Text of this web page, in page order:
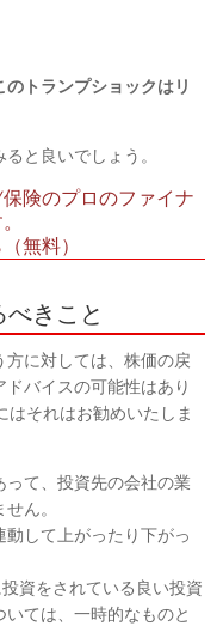
トランプショックはリ
と良いでしょう。
険のプロのファイナ
無料）
きこと
方に対しては、株価の戻
バイスの可能性はあり
はそれはお勧めいたしま
って、投資先の会社の業
ん。
して上がったり下がっ
資をされている良い投資
ては、一時的なものと